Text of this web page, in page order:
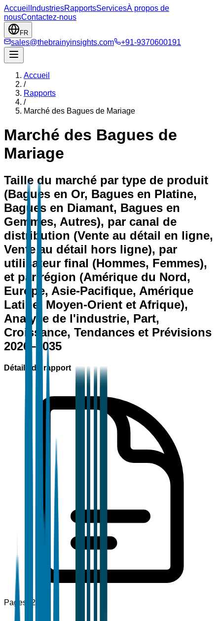
Accueil IndustriesRapportsServicesÀ propos de
nousContactez-nous
FR
sales@thebrainyinsights.com +91-9370600191
Accueil
/
Rapports
/
Marché des Bagues de Mariage
Marché des Bagues de
Mariage
Taille du marché par type de produit
(Bagues en Or, Bagues en Platine,
Bagues en Diamant, Bagues en
Gemmes, Autres), par canal de
distribution (Vente au détail en ligne,
Vente au détail hors ligne), par
utilisateur final (Hommes, Femmes),
et par région (Amérique du Nord,
Europe, Asie-Pacifique, Amérique
Latine, Moyen-Orient et Afrique),
Analyse de l'industrie, Part,
Croissance, Tendances et Prévisions
2026–2035
Détails du rapport
Pages 120+